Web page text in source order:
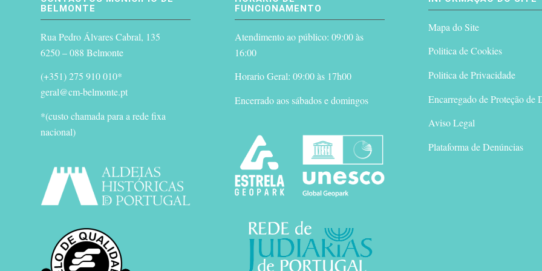
BELMONTE
Rua Pedro Álvares Cabral, 135
6250 – 088 Belmonte
(+351) 275 910 010*
geral@cm-belmonte.pt
*(custo chamada para a rede fixa
nacional)
FUNCIONAMENTO
Atendimento ao público: 09:00 às
16:00
Horario Geral: 09:00 às 17h00
Encerrado aos sábados e domingos
Mapa do Site
Politica de Cookies
Politica de Privacidade
Encarregado de Proteção de
Aviso Legal
Plataforma de Denúncias